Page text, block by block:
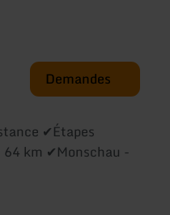
Demandes
✔Étapes
km ✔Monschau -